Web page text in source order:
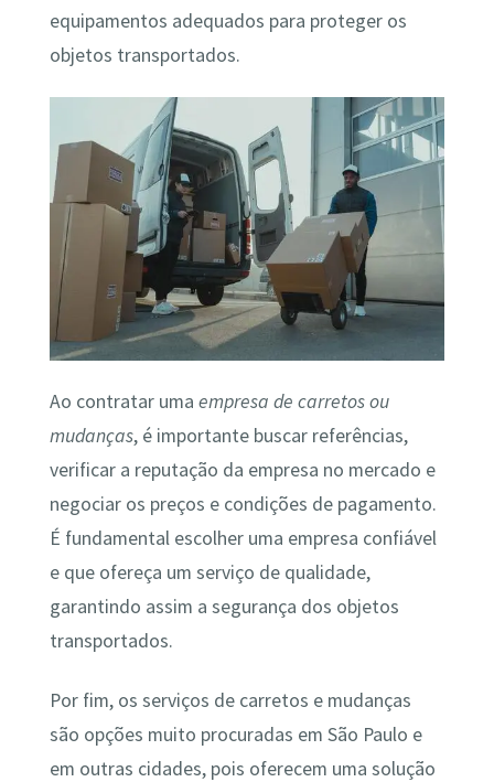
equipamentos adequados para proteger os
objetos transportados.
Ao contratar uma empresa de carretos ou
mudanças, é importante buscar referências,
verificar a reputação da empresa no mercado e
negociar os preços e condições de pagamento.
É fundamental escolher uma empresa confiável
e que ofereça um serviço de qualidade,
garantindo assim a segurança dos objetos
transportados.
Por fim, os serviços de carretos e mudanças
são opções muito procuradas em São Paulo e
em outras cidades, pois oferecem uma solução